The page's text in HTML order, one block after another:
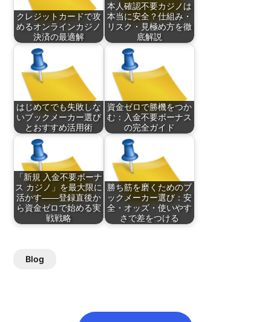
クレジットカードで攻
めるオンラインカジノ
決済の最適解
本人確認不要カジノは
本当に安全？仕組み・
リスク・見極め方を徹
底解説
はじめてでも失敗しな
いブックメーカー選び
とおすすめ活用術
資金ゼロで勝機をつか
む：入金不要ボーナス
の完全ガイド
「新規 入金不要ボーナ
ス カジノ」を最大限に
活かす――登録直後か
ら資金ゼロで始める実
戦戦略
勝ち筋を磨くためのブ
ックメーカー選び：安
全・オッズ・使いやす
さで差をつける
Blog